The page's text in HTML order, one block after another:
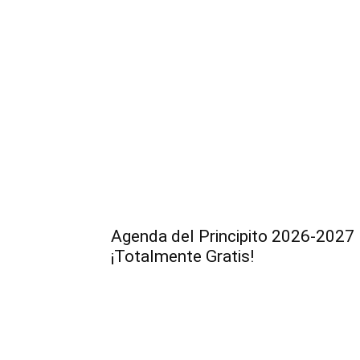
Agenda del Principito 2026-2027
¡Totalmente Gratis!